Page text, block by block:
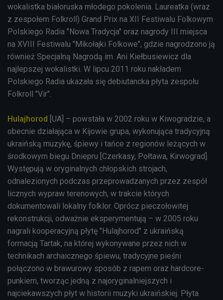
wokalistka białoruska młodego pokolenia. Laureatka (wraz
z zespołem Folkroll) Grand Prix na XII Festiwalu Folkowym
Polskiego Radia "Nowa Tradycja" oraz nagrody III miejsca
na XVIII Festiwalu "Mikołajki Folkowe", gdzie nagrodzono ją
również Specjalną Nagrodą im. Ani Kiełbusiewicz dla
najlepszej wokalistki. W lipcu 2011 roku nakładem
Polskiego Radia ukazała się debiutancka płyta zespołu
Folkroll "Vir".
Hulajhorod [UA] – powstała w 2002 roku w Kiwogradzie, a
obecnie działająca w Kijowie grupa, wykonująca tradycyjną
ukraińską muzykę, śpiewy i tańce z regionów leżących w
środkowym biegu Dniepru [Czerkasy, Połtawa, Kirwograd].
Występują w oryginalnych chłopskich strojach,
odnalezionych podczas przeprowadzanych przez zespół
licznych wypraw terenowych, w trakcie których
dokumentowali lokalny folklor. Oprócz pieczołowitej
rekonstrukcji, odważnie eksperymentują – w 2005 roku
nagrali kooperacyjną płytę "Hulajhorod" z ukraińską
formacją Tartak, na której wykonywane przez nich w
technikach archaicznego śpiewu, tradycyjne pieśni
połączono w brawurowy sposób z rapem oraz hardcore-
punkiem, tworząc jedną z najoryginalniejszych i
najciekawszych płyt w historii muzyki ukraińskiej. Płyta